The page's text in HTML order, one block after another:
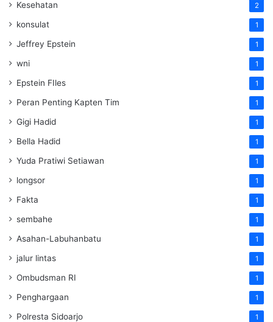
Kesehatan 2
konsulat 1
Jeffrey Epstein 1
wni 1
Epstein FIles 1
Peran Penting Kapten Tim 1
Gigi Hadid 1
Bella Hadid 1
Yuda Pratiwi Setiawan 1
longsor 1
Fakta 1
sembahe 1
Asahan-Labuhanbatu 1
jalur lintas 1
Ombudsman RI 1
Penghargaan 1
Polresta Sidoarjo 1